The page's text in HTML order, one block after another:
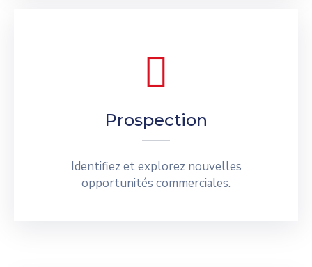
Prospection
Identifiez et explorez nouvelles
opportunités commerciales.